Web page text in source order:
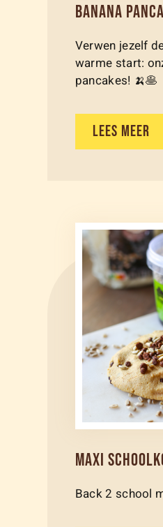
BANANA
Verwen jezelf
warme start:
pancakes! 🍌🥞
LEES MEER
MAXI
Back 2 school